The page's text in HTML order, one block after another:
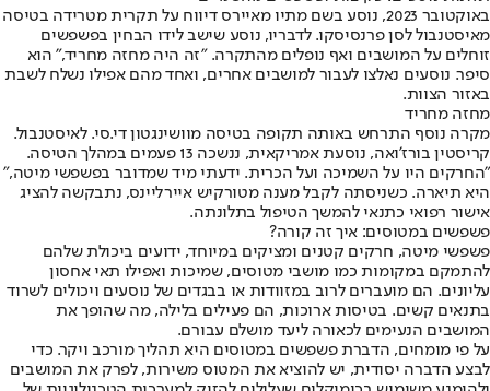
באוקטובר 2023, נוסע בשם מתיו מאיירס דיווח על תקרית מטרידה בטיסה
מאיסטנבול לסן פרנסיסקו. לדבריו, נוסע שישב לידו הבחין בפשפשים
זוחלים על המושבים ואף נופלים מהתקרה. "זה היה מחזה מחריד," הוא
סיפר. נוסעים נאלצו לעבור למושבים אחרים, ואחד מהם אפילו נשלח לשבת
באזור הצוות.
מחזה מחריד
מקרה נוסף התרחש באותה תקופה בטיסה מוושינגטון די.סי. לאיסטנבול.
קריסטין בורז'ואה, נוסעת אמריקאית, ננשכה 13 פעמים במהלך הטיסה.
"החרקים היו על השמיכה ועל הכרית. ידעתי מיד שמדובר בפשפשי מיטה,"
היא תיארה. כשניסתה לקבל מענה מטורקיש איירליינס, נתבקשה להציג
אישור רפואי כתנאי להמשך הטיפול בתלונתה.
פשפשים במטוסים: איך זה קורה?
פשפשי מיטה, חרקים קטנים ומציקים במיוחד, ידועים ביכולת שלהם
להתמקם במקומות כמו מושבי מטוסים, שמיכות ואפילו תאי אחסון
עליונים. הם מועברים לרוב במזוודות או בבגדים של נוסעים ויכולים לשרוד
בתנאים קשים. בטיסות ארוכות, הם פעילים בלילה, מה שהופך את
המושבים הנעימים לכאורה ליעד מושלם עבורם.
על פי מומחים, הדברת פשפשים במטוסים היא תהליך מורכב ויקר. כדי
לבצע הדברה יסודית, יש להוציא את המטוס משירות, לפרק את המושבים